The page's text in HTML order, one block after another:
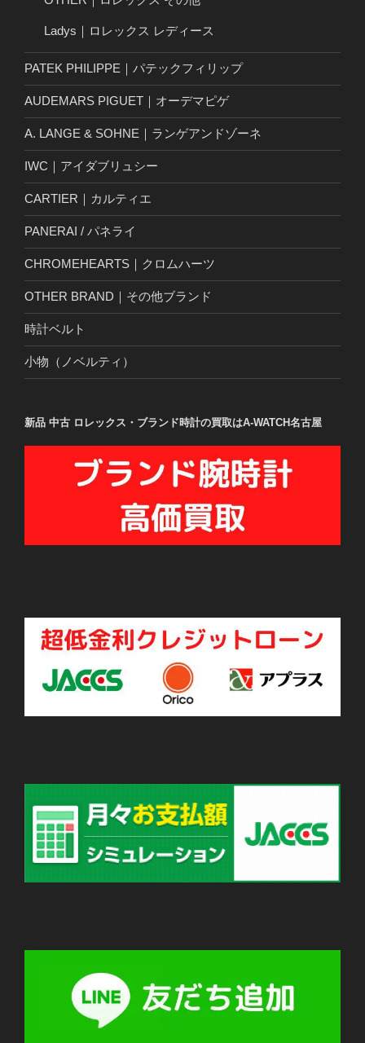
Ladys｜ロレックス レディース
PATEK PHILIPPE｜パテックフィリップ
AUDEMARS PIGUET｜オーデマピゲ
A. LANGE & SOHNE｜ランゲアンドゾーネ
IWC｜アイダブリュシー
CARTIER｜カルティエ
PANERAI / パネライ
CHROMEHEARTS｜クロムハーツ
OTHER BRAND｜その他ブランド
時計ベルト
小物（ノベルティ）
新品 中古 ロレックス・ブランド時計の買取はA-WATCH名古屋